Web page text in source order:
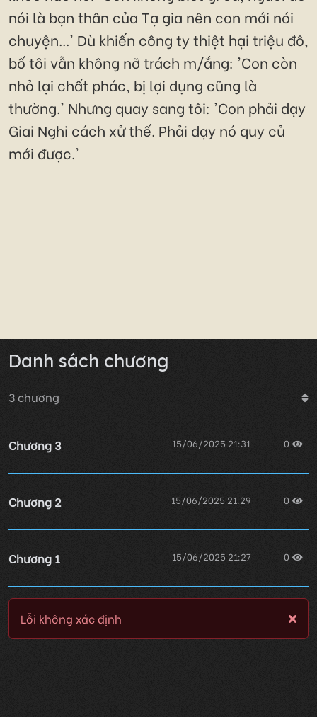
nói là bạn thân của Tạ gia nên con mới nói
chuyện...' Dù khiến công ty thiệt hại triệu đô,
bố tôi vẫn không nỡ trách m/ắng: 'Con còn
nhỏ lại chất phác, bị lợi dụng cũng là
thường.' Nhưng quay sang tôi: 'Con phải dạy
Giai Nghi cách xử thế. Phải dạy nó quy củ
mới được.'
Danh sách chương
3chương
Chương 3 15/06/2025 21:31 0
Chương 2 15/06/2025 21:29 0
Chương 1 15/06/2025 21:27 0
Lỗi không xác định